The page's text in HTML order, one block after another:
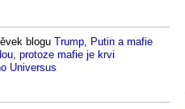
blogu Trump, Putin a mafie
protoze mafie je krvi
Universus